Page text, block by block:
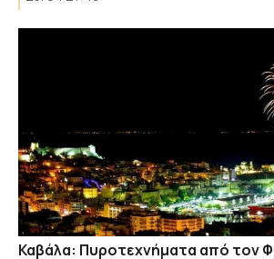
Καβάλα: Πυροτεχνήματα από τον